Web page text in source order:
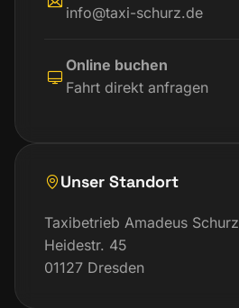
info@taxi-schurz.de
Online buchen
Fahrt direkt anfragen
Unser Standort
Taxibetrieb Amadeus Schurz
Heidestr. 45
01127 Dresden